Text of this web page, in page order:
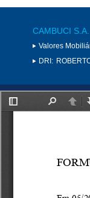
CAMBUCI S.A.
Valores
DRI: